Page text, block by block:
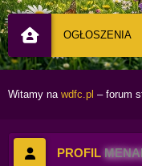
OGŁOSZENIA
Witamy na wdfc.pl – forum
PROFIL